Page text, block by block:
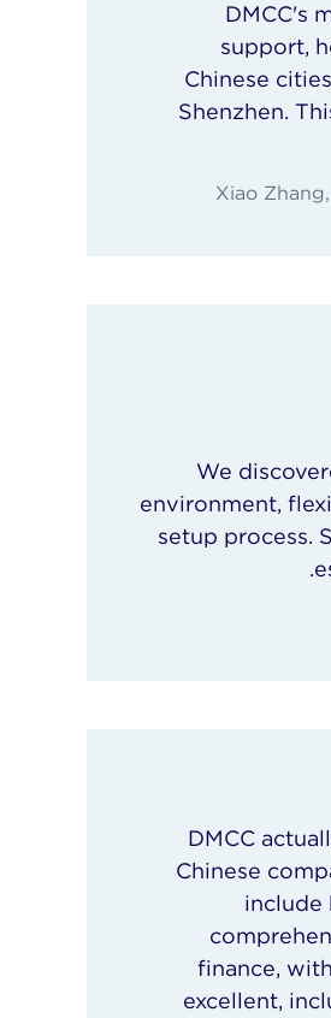
DMCC's
support,
Chinese
Shenzhen.
Xiao
We
environment,
setup process.
DMCC
Chinese
include
finance,
excellent,